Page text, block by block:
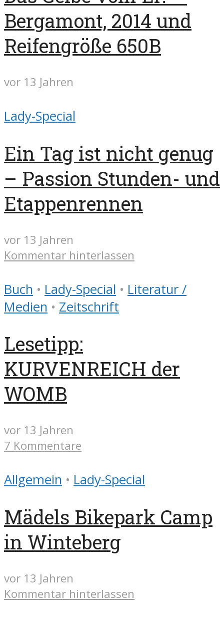
Bergamont, 2014 und
Reifengröße 650B
vor 13 Jahren
Lady-Special
Ein Tag ist nicht genug
– Passion Stunden- und
Etappenrennen
vor 13 Jahren
Kommentar hinterlassen
Buch • Lady-Special • Literatur /
Medien • Zeitschrift
Lesetipp:
KURVENREICH der
WOMB
vor 13 Jahren
7 Kommentare
Allgemein • Lady-Special
Mädels Bikepark Camp
in Winteberg
vor 13 Jahren
Kommentar hinterlassen